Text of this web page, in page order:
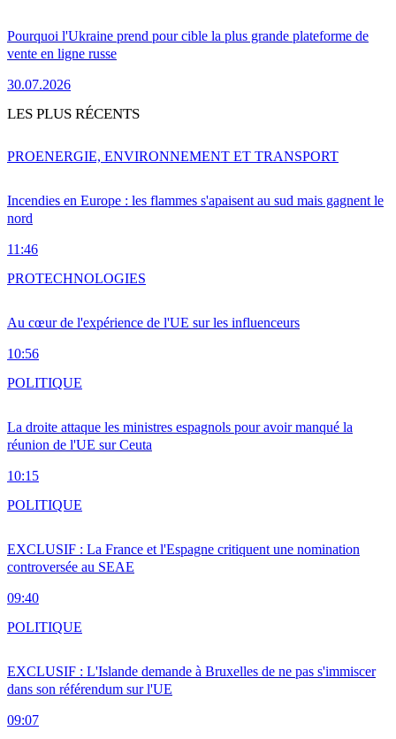
Pourquoi l'Ukraine prend pour cible la plus grande plateforme de
vente en ligne russe
30.07.2026
LES PLUS RÉCENTS
Incendies en Europe : les flammes s'apaisent au sud mais gagnent le
nord
11:46
PROENERGIE, ENVIRONNEMENT ET TRANSPORT
Au cœur de l'expérience de l'UE sur les influenceurs
10:56
PROTECHNOLOGIES
La droite attaque les ministres espagnols pour avoir manqué la
réunion de l'UE sur Ceuta
10:15
POLITIQUE
EXCLUSIF : La France et l'Espagne critiquent une nomination
controversée au SEAE
09:40
POLITIQUE
EXCLUSIF : L'Islande demande à Bruxelles de ne pas s'immiscer
dans son référendum sur l'UE
09:07
POLITIQUE